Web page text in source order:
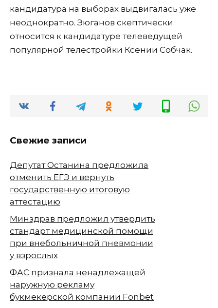
кандидатура на выборах выдвигалась уже
неоднократно. Зюганов скептически
относится к кандидатуре телеведущей
популярной телестройки Ксении Собчак.
Свежие записи
Депутат Останина предложила
отменить ЕГЭ и вернуть
государственную итоговую
аттестацию
Минздрав предложил утвердить
стандарт медицинской помощи
при внебольничной пневмонии
у взрослых
ФАС признала ненадлежащей
наружную рекламу
букмекерской компании Fonbet